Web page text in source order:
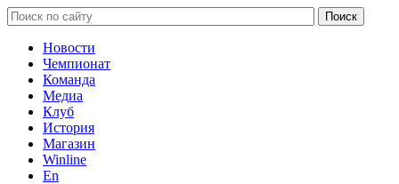
Новости
Чемпионат
Команда
Медиа
Клуб
История
Магазин
Winline
En